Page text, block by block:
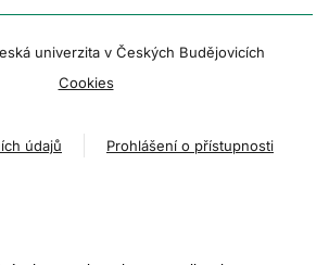
univerzita v Českých Budějovicích
Cookies
údajů Prohlášení o přístupnosti